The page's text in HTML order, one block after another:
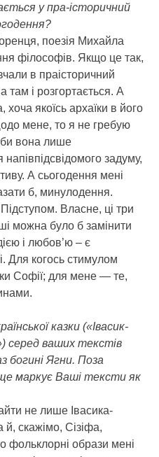
у пра-історичний
поезія Михайла
філософів. Якщо це так,
в праісторичний
там і розгортається. А
хоча якоїсь архаїки в його
мене, то я не гребую
вона лише
задуму,
А сьогодення мені
б, минулодення.
Власне, ці три
можна було б замінити
і любов’ю – є
Для когось стимулом
Софії; для мене — те,
казки («Івасик-
серед ваших текстів
богині Ягни. Поза
маркує Ваші тексти як
не лише Івасика-
скажімо, Сізіфа,
фольклорні образи мені